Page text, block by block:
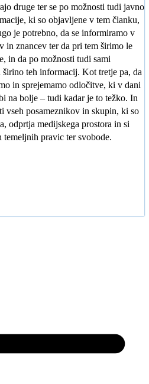
druge ter se po možnosti tudi javno
ki so objavljene v tem članku,
je potrebno, da se informiramo v
in znancev ter da pri tem širimo le
in da po možnosti tudi sami
teh informacij. Kot tretje pa, da
in sprejemamo odločitve, ki v dani
na bolje – tudi kadar je to težko. In
vseh posameznikov in skupin, ki so
odprtja medijskega prostora in si
temeljnih pravic ter svobode.